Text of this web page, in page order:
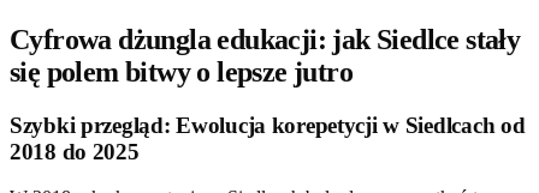
Cyfrowa dżungla edukacji: jak Siedlce stały
się polem bitwy o lepsze jutro
Szybki przegląd: Ewolucja korepetycji w Siedlcach od
2018 do 2025